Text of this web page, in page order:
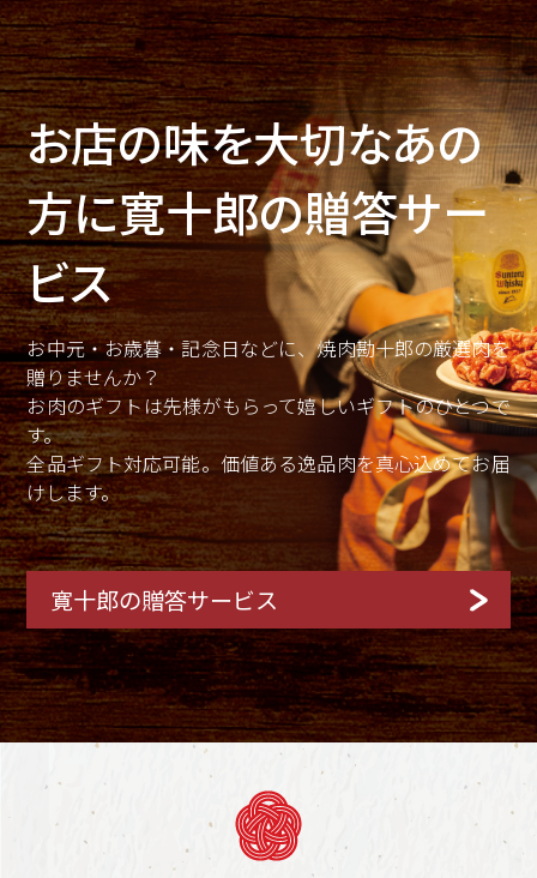
お店の味を大切なあの
方に寛十郎の贈答サー
ビス
お中元・お歳暮・記念日などに、焼肉勘十郎の厳選肉を
贈りませんか？
お肉のギフトは先様がもらって嬉しいギフトのひとつで
す。
全品ギフト対応可能。価値ある逸品肉を真心込めてお届
けします。
寛十郎の贈答サービス